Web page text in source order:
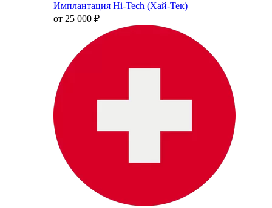
Имплантация Hi-Tech (Хай-Тек)
от 25 000 ₽